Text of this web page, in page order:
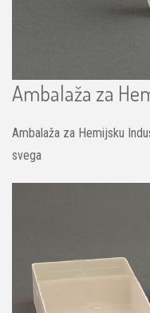
Ambalaža za
Ambalaža za Hemijsku
svega